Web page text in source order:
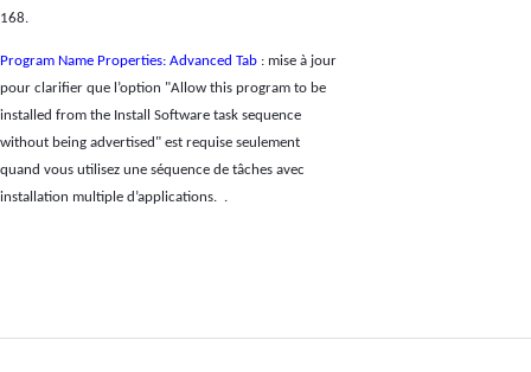
168.
Program Name Properties: Advanced Tab : mise à jour
pour clarifier que l’option "Allow this program to be
installed from the Install Software task sequence
without being advertised" est requise seulement
quand vous utilisez une séquence de tâches avec
installation multiple d’applications. .